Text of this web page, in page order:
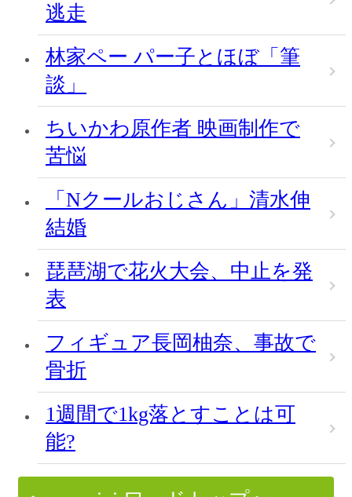
逃走
林家ペー パー子とほぼ「筆
談」
ちいかわ原作者 映画制作で
苦悩
「Nクールおじさん」清水伸
結婚
琵琶湖で花火大会、中止を発
表
フィギュア長岡柚奈、事故で
骨折
1週間で1kg落とすことは可
能?